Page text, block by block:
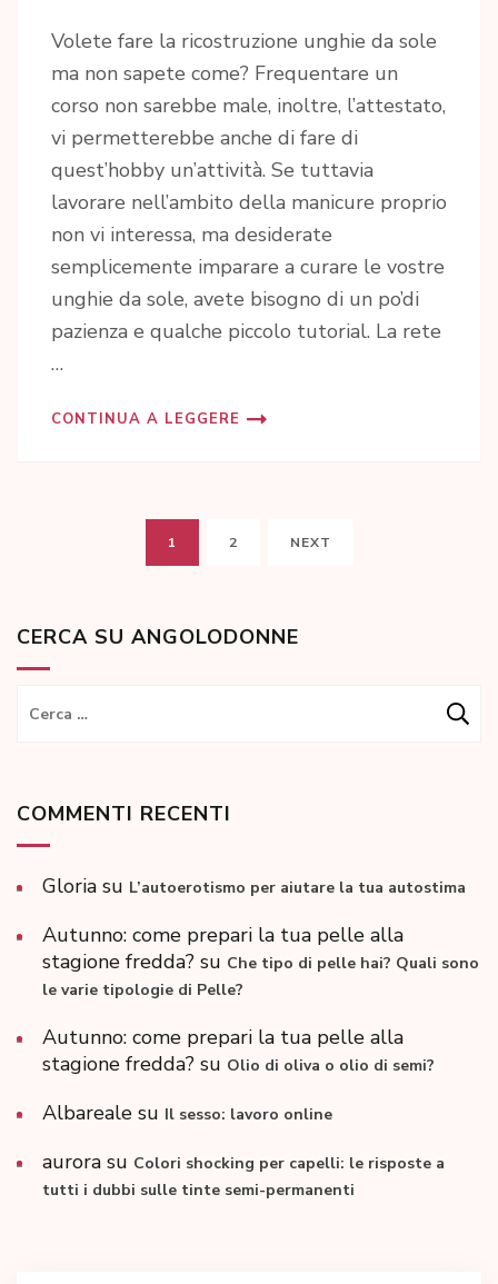
Volete fare la ricostruzione unghie da sole
ma non sapete come? Frequentare un
corso non sarebbe male, inoltre, l’attestato,
vi permetterebbe anche di fare di
quest’hobby un’attività. Se tuttavia
lavorare nell’ambito della manicure proprio
non vi interessa, ma desiderate
semplicemente imparare a curare le vostre
unghie da sole, avete bisogno di un po’di
pazienza e qualche piccolo tutorial. La rete
…
CONTINUA A LEGGERE
PaginazionePAGE
1 PAGE
2 NEXT
CERCA SU ANGOLODONNE
Ricerca
COMMENTI RECENTI
Gloria su L’autoerotismo per aiutare la tua autostima
Autunno: come prepari la tua pelle alla
stagione fredda? su Che tipo di pelle hai? Quali sono
le varie tipologie di Pelle?
Autunno: come prepari la tua pelle alla
stagione fredda? su Olio di oliva o olio di semi?
Albareale su Il sesso: lavoro online
aurora su Colori shocking per capelli: le risposte a
tutti i dubbi sulle tinte semi-permanenti